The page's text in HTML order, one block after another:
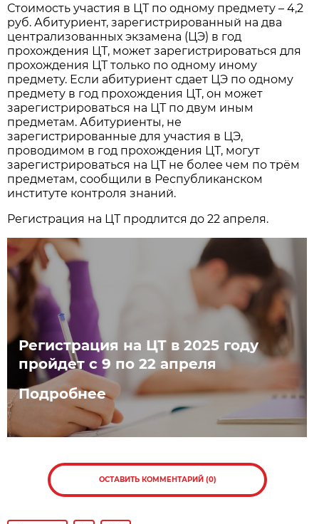
Стоимость участия в ЦТ по одному предмету – 4,2
руб. Абитуриент, зарегистрированный на два
централизованных экзамена (ЦЭ) в год
прохождения ЦТ, может зарегистрироваться для
прохождения ЦТ только по одному иному
предмету. Если абитуриент сдает ЦЭ по одному
предмету в год прохождения ЦТ, он может
зарегистрироваться на ЦТ по двум иным
предметам. Абитуриенты, не
зарегистрированные для участия в ЦЭ,
проводимом в год прохождения ЦТ, могут
зарегистрироваться на ЦТ не более чем по трём
предметам, сообщили в Республиканском
институте контроля знаний.
Регистрация на ЦТ продлится до 22 апреля.
Регистрация на ЦТ в 2025 году
пройдет с 9 по 22 апреля
Подробнее
ОСТАВИТЬ КОММЕНТАРИЙ (0)